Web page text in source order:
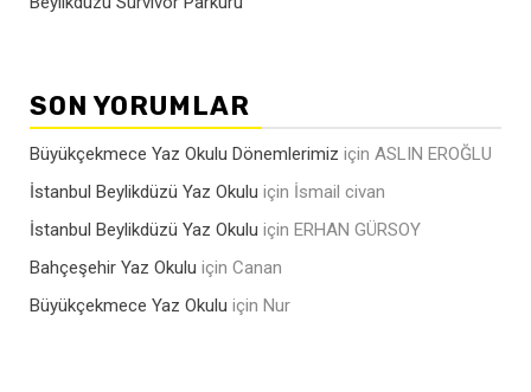
SON YORUMLAR
Büyükçekmece Yaz Okulu Dönemlerimiz için ASLIN EROĞLU
İstanbul Beylikdüzü Yaz Okulu için İsmail civan
İstanbul Beylikdüzü Yaz Okulu için ERHAN GÜRSOY
Bahçeşehir Yaz Okulu için Canan
Büyükçekmece Yaz Okulu için Nur